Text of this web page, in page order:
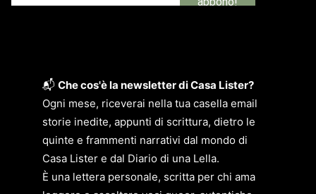
📬 Che cos'è la newsletter di Casa Lister?
Ogni mese, riceverai nella tua casella email
storie inedite, appunti di scrittura, dietro le
quinte e frammenti narrativi dal mondo di
Casa Lister e dal Diario di una Lella.
È una lettera personale, scritta per chi ama